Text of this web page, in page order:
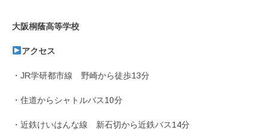
大阪桐蔭高等学校
アクセス
・JR学研都市線 野崎から徒歩13分
・住道からシャトルバス10分
・近鉄けいはんな線 新石切から近鉄バス14分